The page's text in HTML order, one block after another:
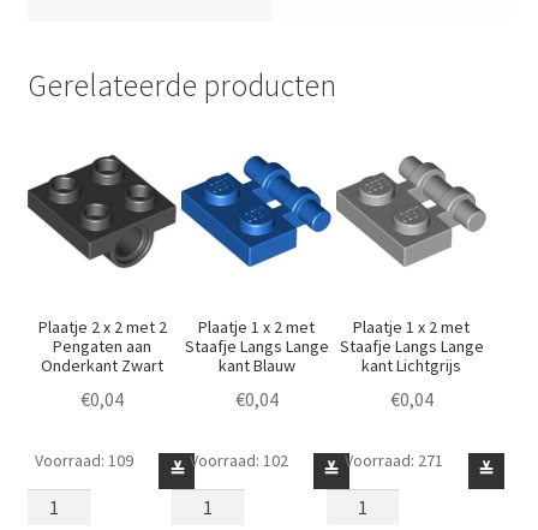
Gerelateerde producten
Plaatje 2 x 2 met 2
Pengaten aan
Onderkant Zwart
€0,04
Plaatje
2
≚
Voorraad: 109
Plaatje 1 x 2 met
Staafje Langs Lange
kant Blauw
€0,04
Plaatje
1
≚
Voorraad: 102
Plaatje 1 x 2 met
Staafje Langs Lange
kant Lichtgrijs
€0,04
Plaatje
1
≚
Voorraad: 271